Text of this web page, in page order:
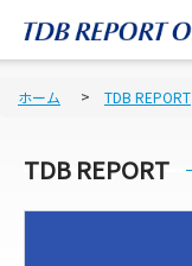
ホーム TDB REPORT
TDB REPORT